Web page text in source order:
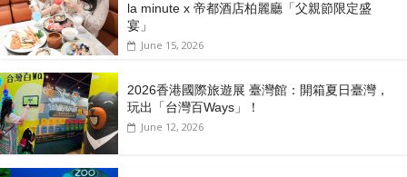
la minute x 帝都酒店柏麗廳「⽗親節限定盛
宴」
June 15, 2026
2026香港國際旅遊展 臺灣館：開箱夏日臺灣，
玩出「台灣百Ways」！
June 12, 2026